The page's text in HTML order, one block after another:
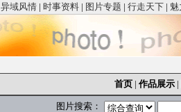
异域风情 | 时事资料 | 图片专题 | 行走天下 |
首页 | 作品展示 |
图片搜索：